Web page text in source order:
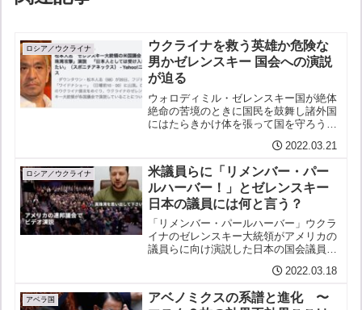
ロシア／ウクライナ
ウクライナを救う英雄か危険な
男かゼレンスキー 国会への演説
が迫る
ウォロディミル・ゼレンスキー国が絶体
絶命の苦境のときに国民を鼓舞し諸外国
にはたらきかけ体を張って国を守ろうと
に入りたがり国民に武器を持たせて悲劇
に巻き込んでいるーーさらには世界をも
大戦に引きずりこみかね...
2022.03.21
ロシア／ウクライナ
米議員らに「リメンバー・パー
ルハーバー！」とゼレンスキー
日本の議員には何と言う？
「リメンバー・パールハーバー」ウクラ
イナのゼレンスキー大統領がアメリカの
議員らに向け演説した日本の国会議員に
ろう？「臥薪嘗胆」？「鬼畜米英」？
「八紘一宇」？「大東亜の聖戦」？「欲
しがりません勝つまでは」？...
2022.03.18
アベラ国
アベノミクスの系譜と進化 〜